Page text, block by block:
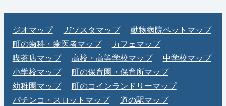
ジオマップ ガソスタマップ
動物病院ペットマップ
町の歯科・歯医者マップ
カフェマップ
喫茶店マップ
高校・高等学校マップ
中学校マップ
小学校マップ
町の保育園・保育所マップ
幼稚園マップ
町のコインランドリーマップ
パチンコ・スロットマップ
道の駅マップ